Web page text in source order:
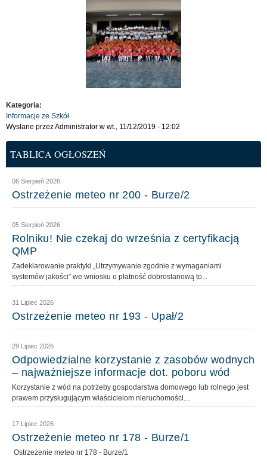
Kategoria:
Informacje ze Szkół
Wysłane przezAdministrator w wt., 11/12/2019 - 12:02
TABLICA OGŁOSZEŃ
06 Sierpień 2026
Ostrzeżenie meteo nr 200 - Burze/2
05 Sierpień 2026
Rolniku! Nie czekaj do września z certyfikacją
QMP
Zadeklarowanie praktyki „Utrzymywanie zgodnie z wymaganiami
systemów jakości” we wniosku o płatność dobrostanową to...
31 Lipiec 2026
Ostrzeżenie meteo nr 193 - Upał/2
29 Lipiec 2026
Odpowiedzialne korzystanie z zasobów wodnych
– najważniejsze informacje dot. poboru wód
Korzystanie z wód na potrzeby gospodarstwa domowego lub rolnego jest
prawem przysługującym właścicielom nieruchomości....
17 Lipiec 2026
Ostrzeżenie meteo nr 178 - Burze/1
Ostrzeżenie meteo nr 178 - Burze/1